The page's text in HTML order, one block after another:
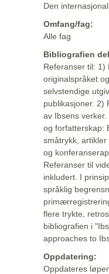
Den
Omfang/fag:
Alle fag
Bibliografien
Referanser til: 1)
originalspråket
selvstendige
publikasjoner. 2)
av Ibsens
og forfatterskap:
småtrykk,
og
Referanser til
inkludert. I
språklig
flere trykte,
bibliografien i
approaches to
Oppdatering:
Oppdateres